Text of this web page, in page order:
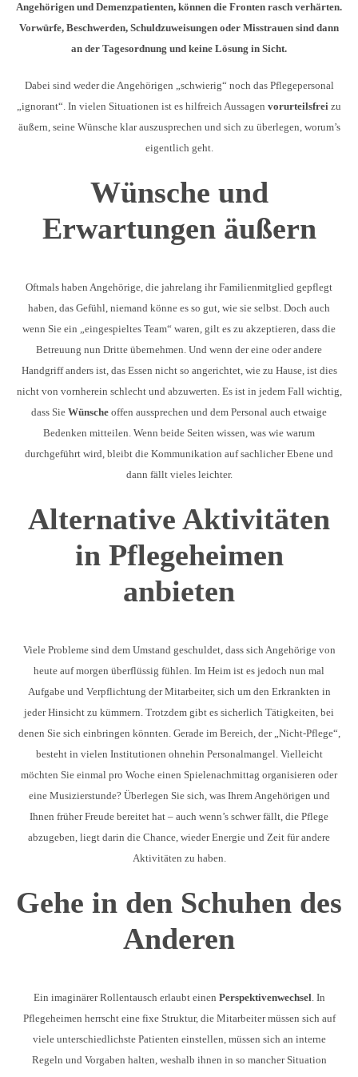
Angehörigen und Demenzpatienten, können die Fronten rasch verhärten.
Vorwürfe, Beschwerden, Schuldzuweisungen oder Misstrauen sind dann
an der Tagesordnung und keine Lösung in Sicht.
Dabei sind weder die Angehörigen „schwierig“ noch das Pflegepersonal
„ignorant“. In vielen Situationen ist es hilfreich Aussagen vorurteilsfrei zu
äußern, seine Wünsche klar auszusprechen und sich zu überlegen, worum’s
eigentlich geht.
Wünsche und
Erwartungen äußern
Oftmals haben Angehörige, die jahrelang ihr Familienmitglied gepflegt
haben, das Gefühl, niemand könne es so gut, wie sie selbst. Doch auch
wenn Sie ein „eingespieltes Team“ waren, gilt es zu akzeptieren, dass die
Betreuung nun Dritte übernehmen. Und wenn der eine oder andere
Handgriff anders ist, das Essen nicht so angerichtet, wie zu Hause, ist dies
nicht von vornherein schlecht und abzuwerten. Es ist in jedem Fall wichtig,
dass Sie Wünsche offen aussprechen und dem Personal auch etwaige
Bedenken mitteilen. Wenn beide Seiten wissen, was wie warum
durchgeführt wird, bleibt die Kommunikation auf sachlicher Ebene und
dann fällt vieles leichter.
Alternative Aktivitäten
in Pflegeheimen
anbieten
Viele Probleme sind dem Umstand geschuldet, dass sich Angehörige von
heute auf morgen überflüssig fühlen. Im Heim ist es jedoch nun mal
Aufgabe und Verpflichtung der Mitarbeiter, sich um den Erkrankten in
jeder Hinsicht zu kümmern. Trotzdem gibt es sicherlich Tätigkeiten, bei
denen Sie sich einbringen könnten. Gerade im Bereich, der „Nicht-Pflege“,
besteht in vielen Institutionen ohnehin Personalmangel. Vielleicht
möchten Sie einmal pro Woche einen Spielenachmittag organisieren oder
eine Musizierstunde? Überlegen Sie sich, was Ihrem Angehörigen und
Ihnen früher Freude bereitet hat – auch wenn’s schwer fällt, die Pflege
abzugeben, liegt darin die Chance, wieder Energie und Zeit für andere
Aktivitäten zu haben.
Gehe in den Schuhen des
Anderen
Ein imaginärer Rollentausch erlaubt einen Perspektivenwechsel. In
Pflegeheimen herrscht eine fixe Struktur, die Mitarbeiter müssen sich auf
viele unterschiedlichste Patienten einstellen, müssen sich an interne
Regeln und Vorgaben halten, weshalb ihnen in so mancher Situation